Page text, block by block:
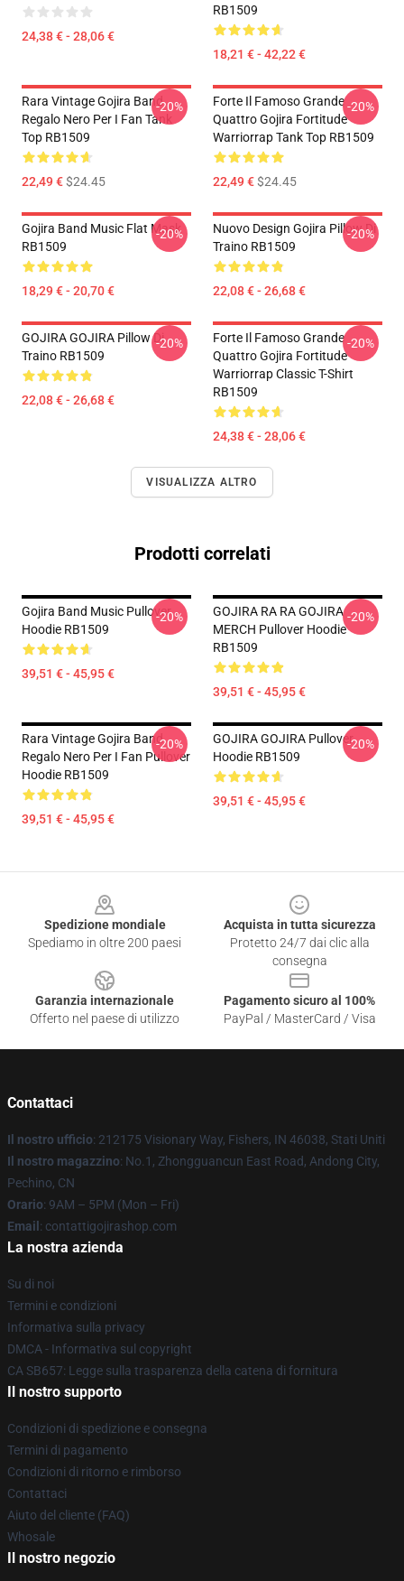
24,38 € - 28,06 €
RB1509
18,21 € - 42,22 €
Rara Vintage Gojira Band
Regalo Nero Per I Fan Tank
Top RB1509
22,49 €$24.45
-20%
Forte Il Famoso Grande
Quattro Gojira Fortitude
Warriorrap Tank Top RB1509
22,49 €$24.45
-20%
Gojira Band Music Flat Mask
RB1509
18,29 € - 20,70 €
-20%
Nuovo Design Gojira Pillow Di
Traino RB1509
22,08 € - 26,68 €
-20%
GOJIRA GOJIRA Pillow Di
Traino RB1509
22,08 € - 26,68 €
-20%
Forte Il Famoso Grande
Quattro Gojira Fortitude
Warriorrap Classic T-Shirt
RB1509
24,38 € - 28,06 €
-20%
VISUALIZZA ALTRO
Prodotti correlati
Gojira Band Music Pullover
Hoodie RB1509
39,51 € - 45,95 €
-20%
GOJIRA RA RA GOJIRA
MERCH Pullover Hoodie
RB1509
39,51 € - 45,95 €
-20%
Rara Vintage Gojira Band
Regalo Nero Per I Fan Pullover
Hoodie RB1509
39,51 € - 45,95 €
-20%
GOJIRA GOJIRA Pullover
Hoodie RB1509
39,51 € - 45,95 €
-20%
Spedizione mondiale
Spediamo in oltre 200 paesi
Acquista in tutta sicurezza
Protetto 24/7 dai clic alla
consegna
Garanzia internazionale
Offerto nel paese di utilizzo
Pagamento sicuro al 100%
PayPal / MasterCard / Visa
Contattaci
Il nostro ufficio: 212175 Visionary Way, Fishers, IN 46038, Stati Uniti
Il nostro magazzino: No.1, Zhongguancun East Road, Andong City,
Pechino, CN
Orario: 9AM – 5PM (Mon – Fri)
Email : contattigojirashop.com
La nostra azienda
Su di noi
Termini e condizioni
Informativa sulla privacy
DMCA - Informativa sul copyright
CA SB657: Legge sulla trasparenza della catena di fornitura
Il nostro supporto
Condizioni di spedizione e consegna
Termini di pagamento
Condizioni di ritorno e rimborso
Contattaci
Aiuto del cliente (FAQ)
Whosale
Il nostro negozio